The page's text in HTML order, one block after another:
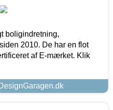
boligindretning,
2010. De har en flot
af E-mærket. Klik